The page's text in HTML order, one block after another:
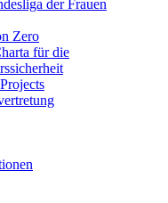
der Frauen
Zero
für die